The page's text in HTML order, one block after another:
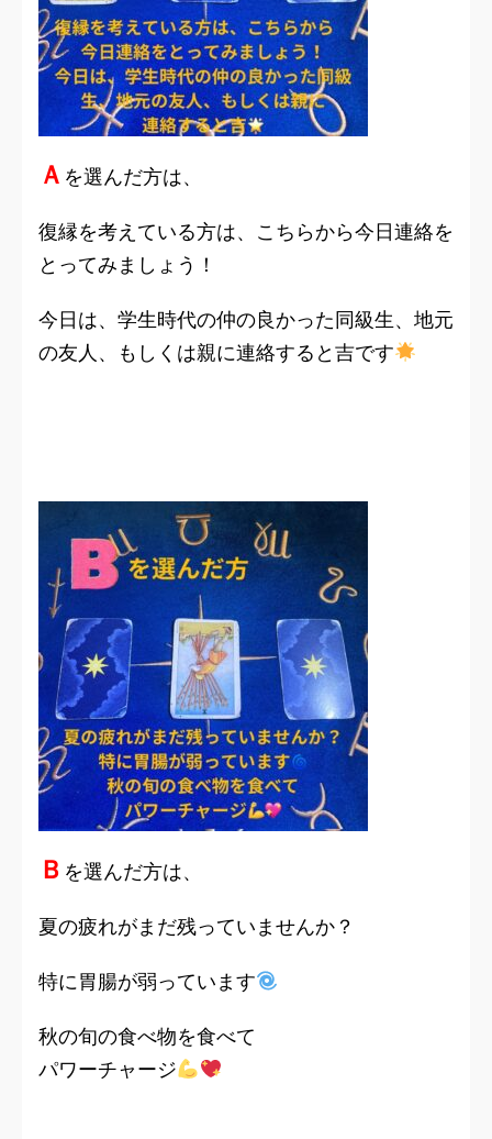
Ａ を選んだ方は、
復縁を考えている方は、こちらから今日連絡を
とってみましょう！
今日は、学生時代の仲の良かった同級生、地元
の友人、もしくは親に連絡すると吉です
Ｂ を選んだ方は、
夏の疲れがまだ残っていませんか？
特に胃腸が弱っています
秋の旬の食べ物を食べて
パワーチャージ